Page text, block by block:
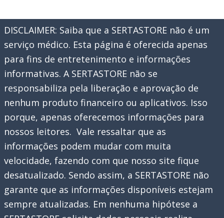
DISCLAIMER: Saiba que a SERTASTORE não é um
serviço médico. Esta página é oferecida apenas
para fins de entretenimento e informações
informativas. A SERTASTORE não se
responsabiliza pela liberação e aprovação de
nenhum produto financeiro ou aplicativos. Isso
porque, apenas oferecemos informações para
nossos leitores. Vale ressaltar que as
informações podem mudar com muita
velocidade, fazendo com que nosso site fique
desatualizado. Sendo assim, a SERTASTORE não
garante que as informações disponíveis estejam
sempre atualizadas. Em nenhuma hipótese a